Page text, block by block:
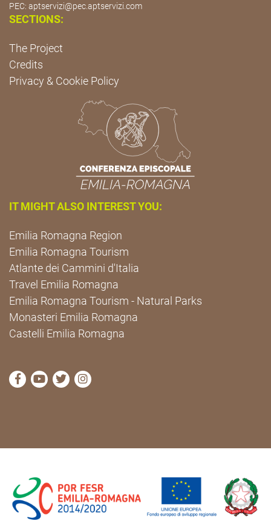
PEC: aptservizi@pec.aptservizi.com
SECTIONS:
The Project
Credits
Privacy & Cookie Policy
IT MIGHT ALSO INTEREST YOU:
Emilia Romagna Region
Emilia Romagna Tourism
Atlante dei Cammini d'Italia
Travel Emilia Romagna
Emilia Romagna Tourism - Natural Parks
Monasteri Emilia Romagna
Castelli Emilia Romagna
visit Cammini Emilia-Romagna Facebook profile
visit Cammini Emilia-Romagna YouTube profile
visit Cammini Emilia-Romagna Twitter
visit Cammini Emilia-Romagna